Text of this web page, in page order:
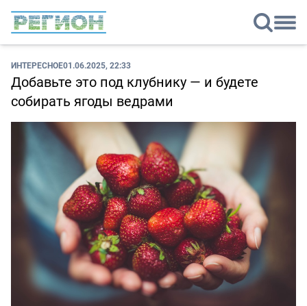
ИНТЕРЕСНОЕ01.06.2025, 22:33
Добавьте это под клубнику — и будете
собирать ягоды ведрами